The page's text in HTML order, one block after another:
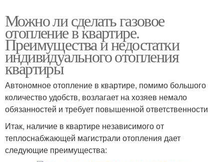
Можно ли сделать газовое
отопление в квартире.
Преимущества и недостатки
индивидуального отопления
квартиры
Автономное отопление в квартире, помимо большого
количество удобств, возлагает на хозяев немало
обязанностей и требует повышенной ответственности
Итак, наличие в квартире независимого от
теплоснабжающей магистрали отопления дает
следующие преимущества: